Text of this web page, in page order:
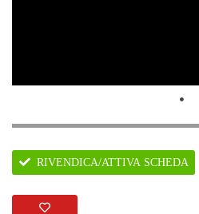
RIVENDICA/ATTIVA SCHEDA